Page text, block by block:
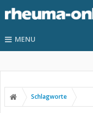
MENU
Schlagworte